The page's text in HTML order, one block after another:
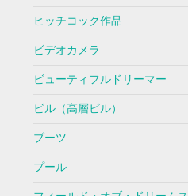
ヒッチコック作品
ビデオカメラ
ビューティフルドリーマー
ビル（高層ビル）
ブーツ
プール